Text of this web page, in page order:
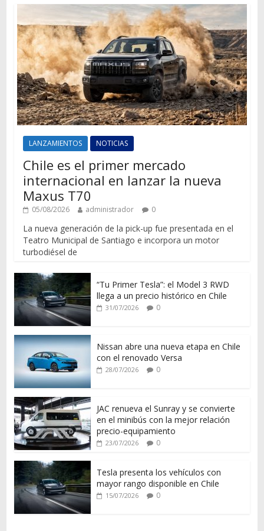
LANZAMIENTOS NOTICIAS
Chile es el primer mercado
internacional en lanzar la nueva
Maxus T70
05/08/2026 administrador 0
La nueva generación de la pick-up fue presentada en el
Teatro Municipal de Santiago e incorpora un motor
turbodiésel de
“Tu Primer Tesla”: el Model 3 RWD
llega a un precio histórico en Chile
31/07/2026 0
Nissan abre una nueva etapa en Chile
con el renovado Versa
28/07/2026 0
JAC renueva el Sunray y se convierte
en el minibús con la mejor relación
precio-equipamiento
23/07/2026 0
Tesla presenta los vehículos con
mayor rango disponible en Chile
15/07/2026 0